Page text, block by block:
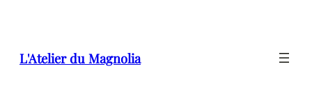
L'Atelier du Magnolia